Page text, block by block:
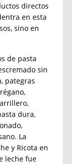
directos
en esta
sino en
de pasta
sin
pategras
dura,
La
y Ricota en
leche fue